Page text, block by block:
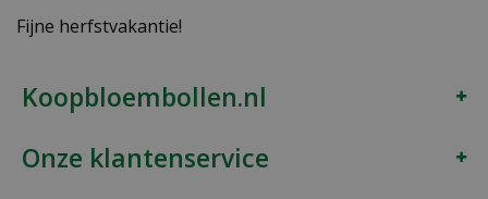
Fijne herfstvakantie!
Koopbloembollen.nl
Onze klantenservice